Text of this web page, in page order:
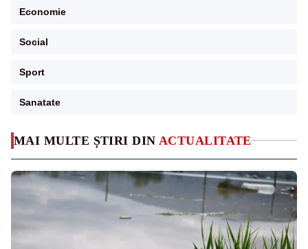
MAI MULTE ȘTIRI DIN ACTUALITATE
Economie
Social
Sport
Sanatate